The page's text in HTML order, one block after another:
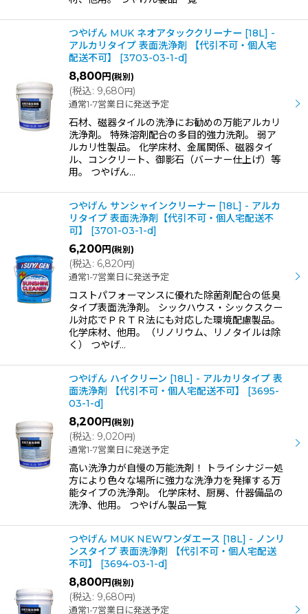
つやげん MUK ネオアタッククリーナー [18L] -
アルカリタイプ 表面洗浄剤 【代引不可・個人宅
配送不可】
[3703-03-1-d]
8,800円 (税別)
(税込: 9,680円)
通常1-7営業日に発送予定
石材、磁器タイルの洗浄にお勧めの万能アルカリ
洗浄剤。 特殊溶剤配合の多目的強力洗剤。 弱ア
ルカリ性製品。 化学床材、金属関係、磁器タイ
ル、コンクリート、御影石（バーナー仕上げ）等
用。 つやげん…
つやげん サンシャインクリーナー [18L] - アルカ
リタイプ 表面洗浄剤【代引不可・個人宅配送不
可】
[3701-03-1-d]
6,200円 (税別)
(税込: 6,820円)
通常1-7営業日に発送予定
コストパフォーマンスに優れた除菌剤配合の低臭
タイプ表面洗浄剤。 シックハウス・シックスクー
ル対応でＰＲＴＲ法にも対応した環境配慮製品。
化学床材、他用。（リノリウム、リノタイルは除
く） つやげ…
つやげん ハイクリーン [18L] - アルカリタイプ 表
面洗浄剤 【代引不可・個人宅配送不可】
[3695-
03-1-d]
8,200円 (税別)
(税込: 9,020円)
通常1-7営業日に発送予定
高い洗浄力が自慢の万能洗剤！ トライシナジー処
方により色々な場所に強力な洗浄力を発揮する万
能タイプの洗浄剤。 化学床材、厨房、什器備品の
洗浄、他用。 つやげん製品一覧
つやげん MUK NEWワンダエース [18L] - ノンリ
ンスタイプ 表面洗浄剤 【代引不可・個人宅配送
不可】
[3694-03-1-d]
8,800円 (税別)
(税込: 9,680円)
通常1-7営業日に発送予定